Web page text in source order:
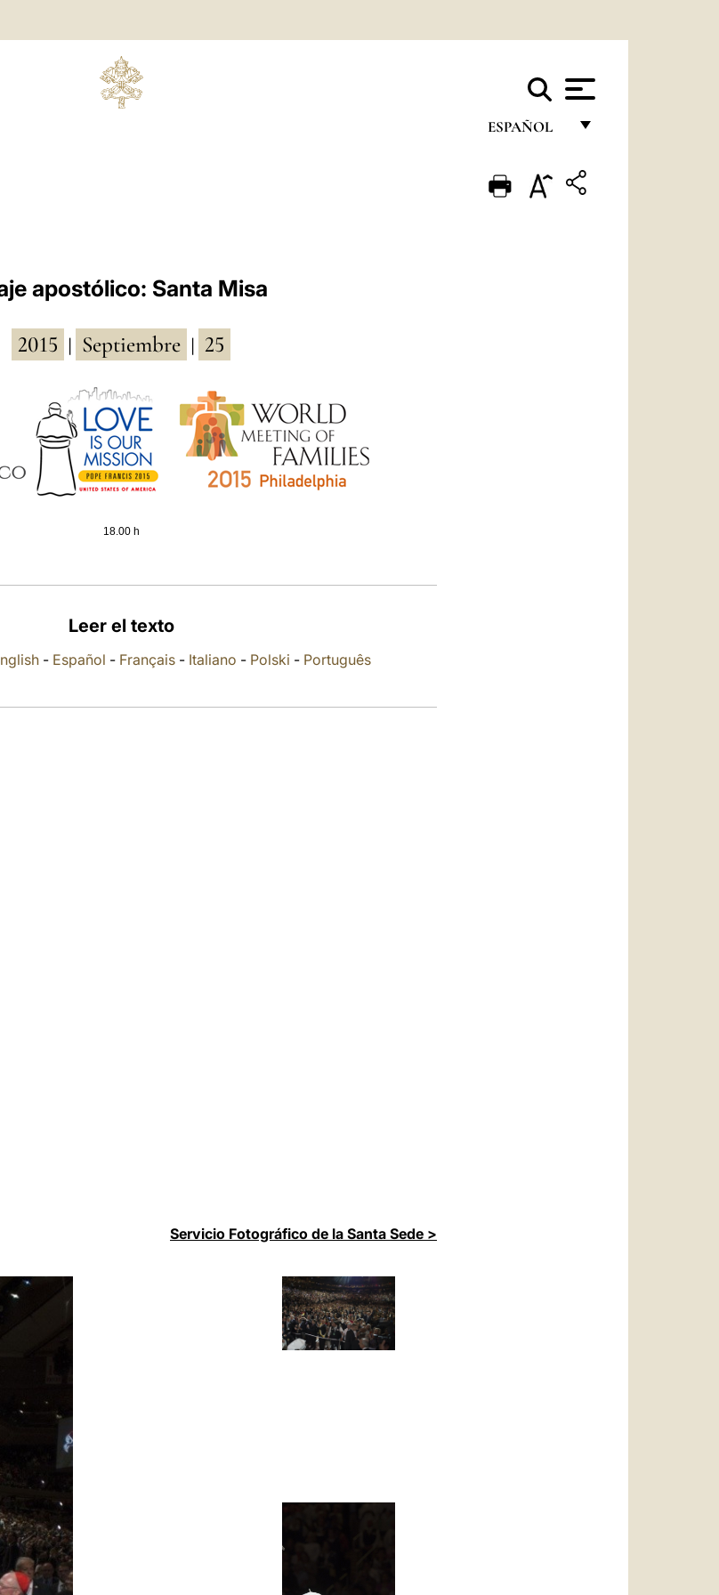
ESPAÑOL
ENGLISH
apostólico: Santa Misa
2015 Septiembre 25
18.00 h
Leer el texto
- Español - Français - Italiano - Polski - Português
Servicio Fotográfico de la Santa Sede >